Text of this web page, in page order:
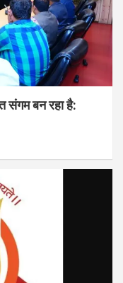
संगम बन रहा है: